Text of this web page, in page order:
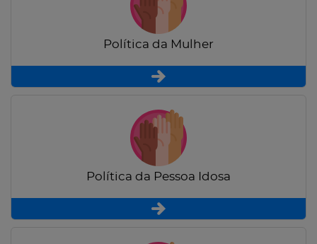
Política da Mulher
Política da Pessoa Idosa